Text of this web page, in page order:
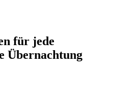
für jede
Übernachtung